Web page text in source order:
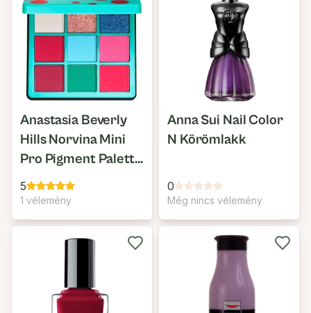
Anastasia Beverly
Hills Norvina Mini
Pro Pigment Palette
Vol. 3
5
1 vélemény
Anna Sui Nail Color
N Körömlakk
0
Még nincs vélemény